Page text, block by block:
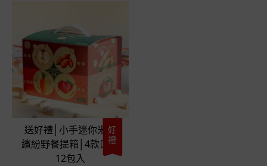
好禮
送好禮│小手迷你米果
繽紛野餐提箱│4款口味
12包入